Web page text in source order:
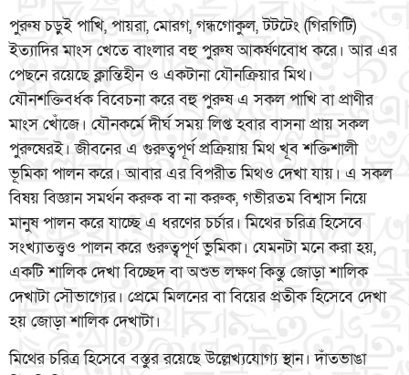
পুরুষ চড়ুই পাখি, পায়রা, মোরগ, গন্ধগোকুল, টটটেং (গিরগিটি)
ইত্যাদির মাংস খেতে বাংলার বহু পুরুষ আকর্ষণবোধ করে। আর এর
পেছনে রয়েছে ক্লান্তিহীন ও একটানা যৌনক্রিয়ার মিথ।
যৌনশক্তিবর্ধক বিবেচনা করে বহু পুরুষ এ সকল পাখি বা প্রাণীর
মাংস খোঁজে। যৌনকর্মে দীর্ঘ সময় লিপ্ত হবার বাসনা প্রায় সকল
পুরুষেরই। জীবনের এ গুরুত্বপূর্ণ প্রক্রিয়ায় মিথ খূব শক্তিশালী
ভূমিকা পালন করে। আবার এর বিপরীত মিথও দেখা যায়। এ সকল
বিষয় বিজ্ঞান সমর্থন করুক বা না করুক, গভীরতম বিশ্বাস নিয়ে
মানুষ পালন করে যাচ্ছে এ ধরণের চর্চার। মিথের চরিত্র হিসেবে
সংখ্যাতত্ত্বও পালন করে গুরুত্বপূর্ণ ভুমিকা। যেমনটা মনে করা হয়,
একটি শালিক দেখা বিচ্ছেদ বা অশুভ লক্ষণ কিন্তু জোড়া শালিক
দেখাটা সৌভাগ্যের। প্রেমে মিলনের বা বিয়ের প্রতীক হিসেবে দেখা
হয় জোড়া শালিক দেখাটা।
মিথের চরিত্র হিসেবে বস্তুর রয়েছে উল্লেখ্যযোগ্য স্থান। দাঁতভাঙা